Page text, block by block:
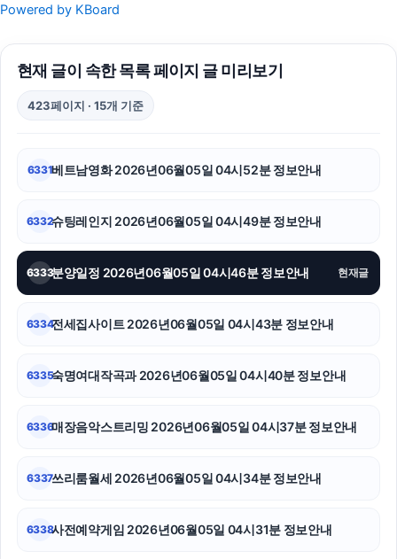
강동하수구막힘
서초하수구막힘
sns마케팅
대구이혼전문변호사
네이버 검색광고
Powered by KBoard
현재 글이 속한 목록 페이지 글 미리보기
423페이지 · 15개 기준
6331베트남영화 2026년06월05일 04시52분 정보안내
6332슈팅레인지 2026년06월05일 04시49분 정보안내
6333분양일정 2026년06월05일 04시46분 정보안내 현재글
6334전세집사이트 2026년06월05일 04시43분 정보안내
6335숙명여대작곡과 2026년06월05일 04시40분 정보안내
6336매장음악스트리밍 2026년06월05일 04시37분 정보안내
6337쓰리룸월세 2026년06월05일 04시34분 정보안내
6338사전예약게임 2026년06월05일 04시31분 정보안내